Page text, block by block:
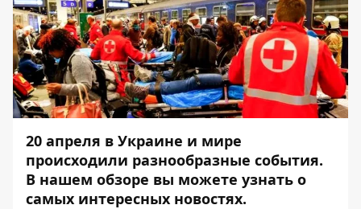
20 апреля в Украине и мире
происходили разнообразные события.
В нашем обзоре вы можете узнать о
самых интересных новостях.